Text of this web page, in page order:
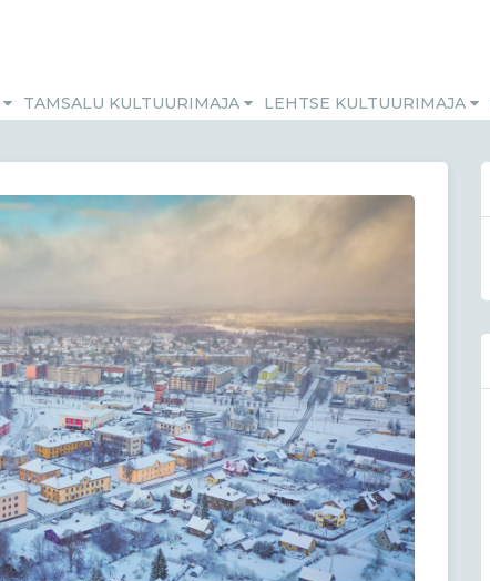
TAMSALU KULTUURIMAJA LEHTSE KULTUURIMAJA